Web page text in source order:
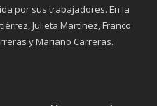
por sus trabajadores. En la
Julieta Martínez, Franco
y Mariano Carreras.